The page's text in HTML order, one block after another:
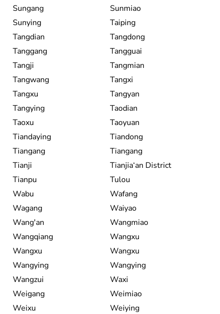
Sungang
Sunmiao
Sunying
Taiping
Tangdian
Tangdong
Tanggang
Tangguai
Tangji
Tangmian
Tangwang
Tangxi
Tangxu
Tangyan
Tangying
Taodian
Taoxu
Taoyuan
Tiandaying
Tiandong
Tiangang
Tiangang
Tianji
Tianjia‘an District
Tianpu
Tulou
Wabu
Wafang
Wagang
Waiyao
Wang'an
Wangmiao
Wangqiang
Wangxu
Wangxu
Wangxu
Wangying
Wangying
Wangzui
Waxi
Weigang
Weimiao
Weixu
Weiying